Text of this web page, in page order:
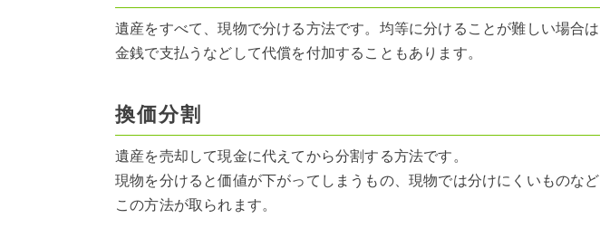
遺産をすべて、現物で分ける方法です。均等に分けることが難しい場合
金銭で支払うなどして代償を付加することもあります。
換価分割
遺産を売却して現金に代えてから分割する方法です。
現物を分けると価値が下がってしまうもの、現物では分けにくいものなど
この方法が取られます。